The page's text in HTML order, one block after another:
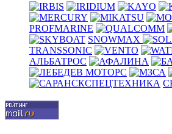
PROFMARINE
SNOWMAX
TRANSSONIC
АЛЬБАТРОС